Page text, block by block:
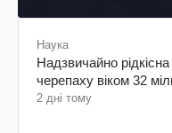
Наука
Надзвичайно
черепаху віком 32
2 дні тому